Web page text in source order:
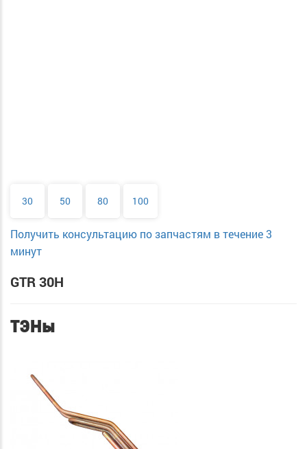
30 50 80 100
Получить консультацию по запчастям в течение 3
минут
GTR 30H
ТЭНы